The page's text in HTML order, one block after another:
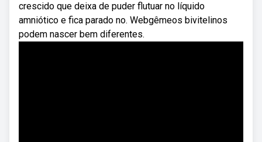
crescido que deixa de puder flutuar no líquido
amniótico e fica parado no. Webgêmeos bivitelinos
podem nascer bem diferentes.